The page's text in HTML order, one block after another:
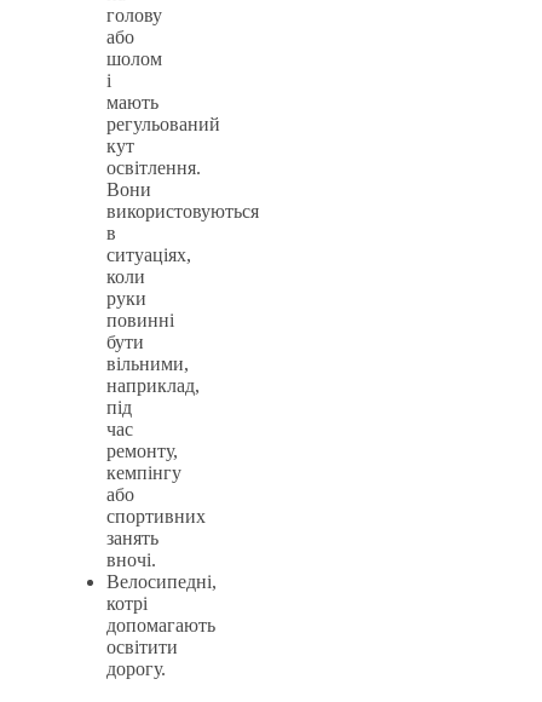
голову
або
шолом
і
мають
регульований
кут
освітлення.
Вони
використовуються
в
ситуаціях,
коли
руки
повинні
бути
вільними,
наприклад,
під
час
ремонту,
кемпінгу
або
спортивних
занять
вночі.
Велосипедні,
котрі
допомагають
освітити
дорогу.